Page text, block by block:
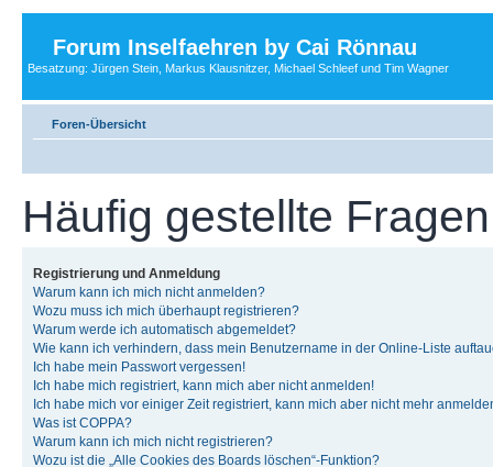
Forum Inselfaehren by Cai Rönnau
Besatzung: Jürgen Stein, Markus Klausnitzer, Michael Schleef und Tim Wagner
Foren-Übersicht
Häufig gestellte Fragen
Registrierung und Anmeldung
Warum kann ich mich nicht anmelden?
Wozu muss ich mich überhaupt registrieren?
Warum werde ich automatisch abgemeldet?
Wie kann ich verhindern, dass mein Benutzername in der Online-Liste
Ich habe mein Passwort vergessen!
Ich habe mich registriert, kann mich aber nicht anmelden!
Ich habe mich vor einiger Zeit registriert, kann mich aber nicht mehr
Was ist COPPA?
Warum kann ich mich nicht registrieren?
Wozu ist die „Alle Cookies des Boards löschen“-Funktion?